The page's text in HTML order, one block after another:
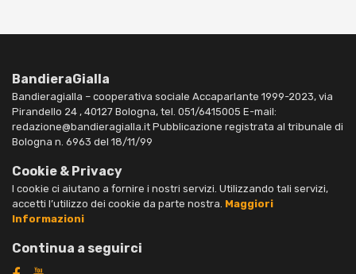
BandieraGialla
Bandieragialla – cooperativa sociale Accaparlante 1999-2023, via
Pirandello 24 , 40127 Bologna, tel. 051/6415005 E-mail:
redazione@bandieragialla.it Pubblicazione registrata al tribunale di
Bologna n. 6963 del 18/11/99
Cookie & Privacy
I cookie ci aiutano a fornire i nostri servizi. Utilizzando tali servizi,
accetti l’utilizzo dei cookie da parte nostra. Maggiori
Informazioni
Continua a seguirci